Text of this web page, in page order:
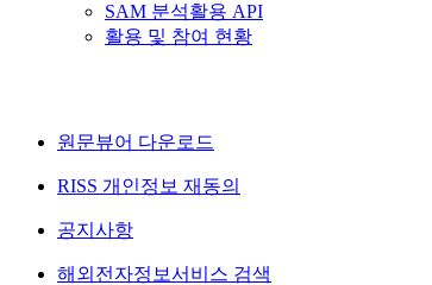
SAM 분석활용 API
활용 및 참여 현황
원문뷰어 다운로드
RISS 개인정보 재동의
공지사항
해외전자정보서비스 검색